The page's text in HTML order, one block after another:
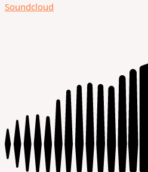
Soundcloud